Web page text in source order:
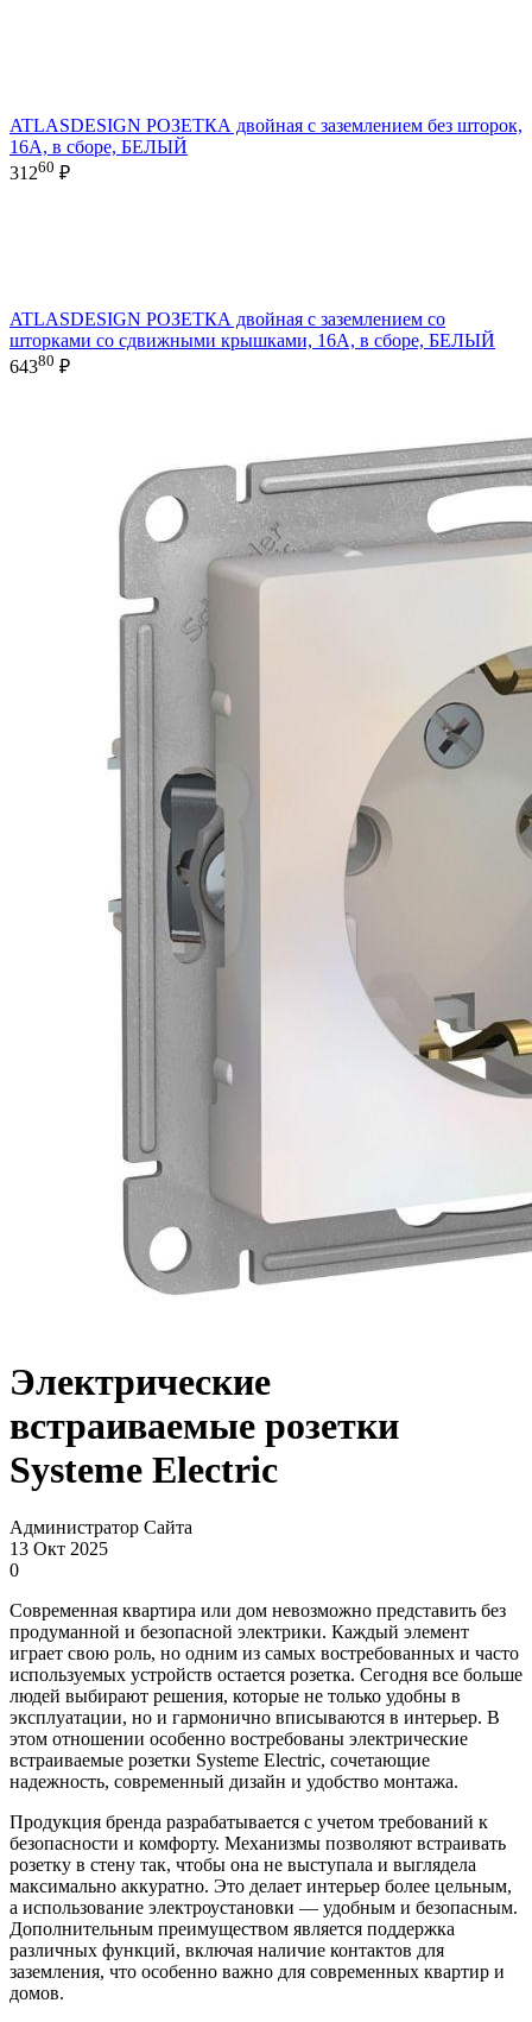
ATLASDESIGN РОЗЕТКА двойная с заземлением без шторок,
16А, в сборе, БЕЛЫЙ
31260 ₽
ATLASDESIGN РОЗЕТКА двойная с заземлением со
шторками со сдвижными крышками, 16А, в сборе, БЕЛЫЙ
64380 ₽
Электрические
встраиваемые розетки
Systeme Electric
Администратор Сайта
13 Окт 2025
0
Современная квартира или дом невозможно представить без
продуманной и безопасной электрики. Каждый элемент
играет свою роль, но одним из самых востребованных и часто
используемых устройств остается розетка. Сегодня все больше
людей выбирают решения, которые не только удобны в
эксплуатации, но и гармонично вписываются в интерьер. В
этом отношении особенно востребованы электрические
встраиваемые розетки Systeme Electric, сочетающие
надежность, современный дизайн и удобство монтажа.
Продукция бренда разрабатывается с учетом требований к
безопасности и комфорту. Механизмы позволяют встраивать
розетку в стену так, чтобы она не выступала и выглядела
максимально аккуратно. Это делает интерьер более цельным,
а использование электроустановки — удобным и безопасным.
Дополнительным преимуществом является поддержка
различных функций, включая наличие контактов для
заземления, что особенно важно для современных квартир и
домов.